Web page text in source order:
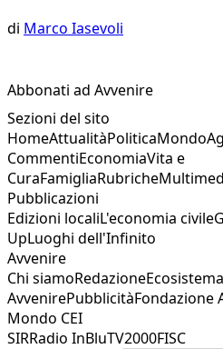
di Marco Iasevoli
Abbonati ad Avvenire
Sezioni del sito
HomeAttualitàPoliticaMondo
CommentiEconomiaVita e
CuraFamigliaRubriche
Pubblicazioni
Edizioni localiL'economia civile
UpLuoghi dell'Infinito
Avvenire
Chi siamoRedazioneEcosistema
AvvenirePubblicitàFondazione
Mondo CEI
SIRRadio InBluTV2000FISC